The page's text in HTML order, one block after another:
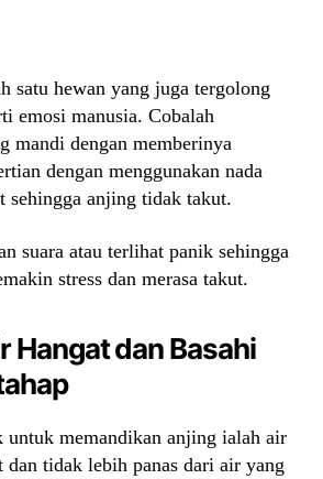
satu hewan yang juga tergolong
emosi manusia. Cobalah
mandi dengan memberinya
dengan menggunakan nada
sehingga anjing tidak takut.
suara atau terlihat panik sehingga
stress dan merasa takut.
Hangat dan Basahi
untuk memandikan anjing ialah air
dan tidak lebih panas dari air yang